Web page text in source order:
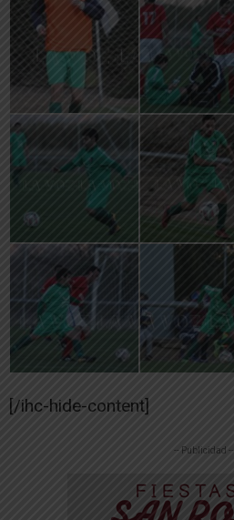
[/ihc-hide-content]
-- Publicidad --